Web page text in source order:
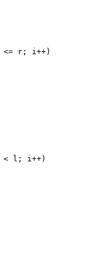
<= r; i ++)
< l; i ++)